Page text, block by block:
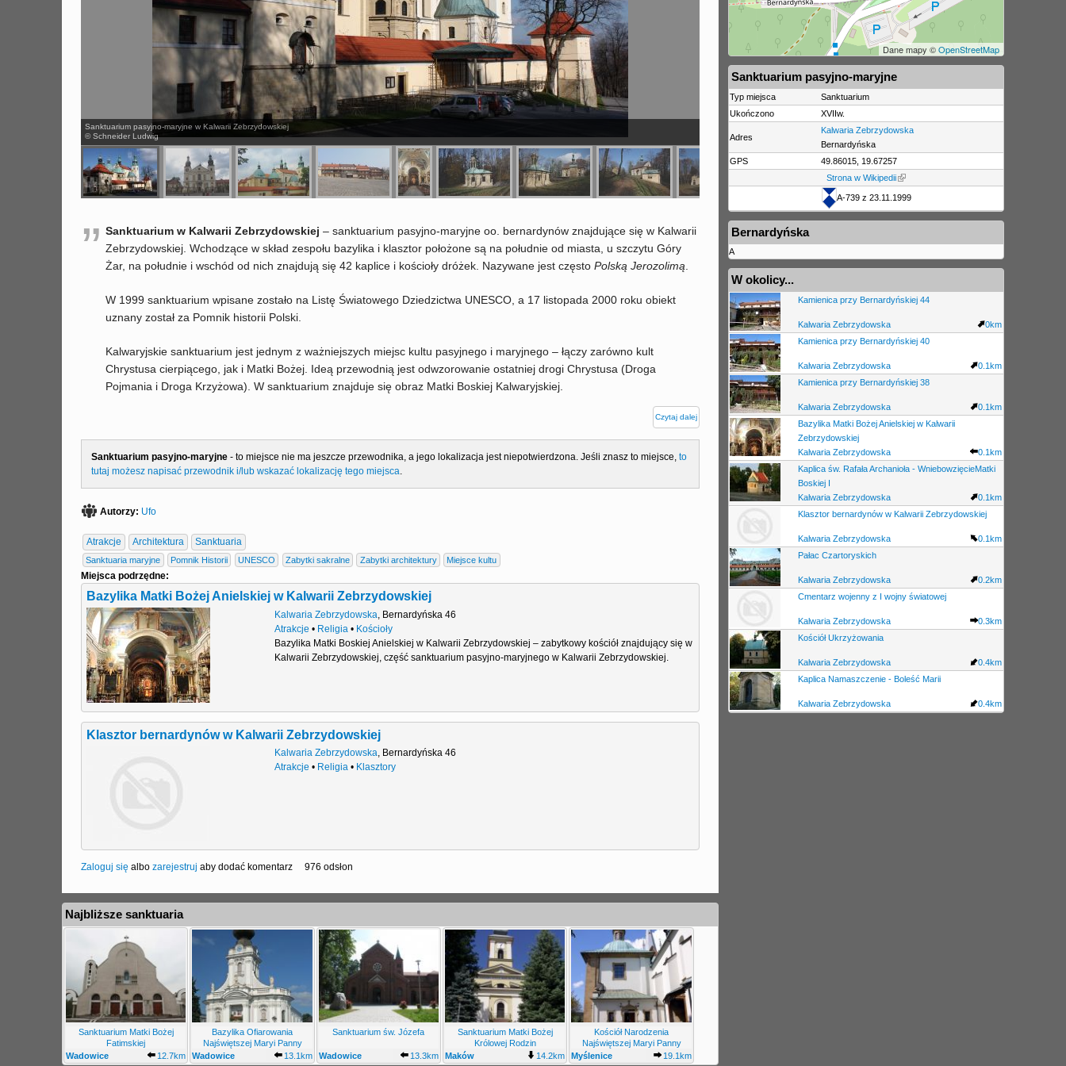
Sanktuarium pasyjno-maryjne w Kalwarii Zebrzydowskiej
© Schneider Ludwig
” Sanktuarium w Kalwarii Zebrzydowskiej – sanktuarium pasyjno-maryjne oo. bernardynów znajdujące się w Kalwarii
Zebrzydowskiej. Wchodzące w skład zespołu bazylika i klasztor położone są na południe od miasta, u szczytu Góry
Żar, na południe i wschód od nich znajdują się 42 kaplice i kościoły dróżek. Nazywane jest często Polską Jerozolimą
W 1999 sanktuarium wpisane zostało na Listę Światowego Dziedzictwa UNESCO, a 17 listopada 2000 roku obiekt
uznany został za Pomnik historii Polski.
Kalwaryjskie sanktuarium jest jednym z ważniejszych miejsc kultu pasyjnego i maryjnego – łączy zarówno kult
Chrystusa cierpiącego, jak i Matki Bożej. Ideą przewodnią jest odwzorowanie ostatniej drogi Chrystusa (Droga
Pojmania i Droga Krzyżowa). W sanktuarium znajduje się obraz Matki Boskiej Kalwaryjskiej.
Czytaj dalej
Sanktuarium pasyjno-maryjne - to miejsce nie ma jeszcze przewodnika, a jego lokalizacja jest niepotwierdzona. Jeśli znasz to miejsce, to
tutaj możesz napisać przewodnik i/lub wskazać lokalizację tego miejsca
Autorzy: Ufo
Atrakcje Architektura Sanktuaria
Sanktuaria maryjne Pomnik Historii UNESCO Zabytki sakralne Zabytki architektury Miejsce kultu
Miejsca podrzędne:
Bazylika Matki Bożej Anielskiej w Kalwarii Zebrzydowskiej
Kalwaria Zebrzydowska Bernardyńska 46
Atrakcje • Religia • Kościoły
Bazylika Matki Boskiej Anielskiej w Kalwarii Zebrzydowskiej – zabytkowy kościół znajdujący się w
Kalwarii Zebrzydowskiej, część sanktuarium pasyjno-maryjnego w Kalwarii Zebrzydowskiej.
Klasztor bernardynów w Kalwarii Zebrzydowskiej
Kalwaria Zebrzydowska, Bernardyńska 46
Atrakcje • Religia • Klasztory
Zaloguj się albo zarejestruj aby dodać komentarz 976 odsłon
Najbliższe sanktuaria
Sanktuarium Matki Bożej
Fatimskiej
Wadowice
12.7km
Bazylika Ofiarowania
Najświętszej Maryi Panny
Wadowice
13.1km
Sanktuarium św. Józefa
Wadowice 13.3km
Sanktuarium Matki Bożej
Królowej Rodzin
Maków
14.2km
Kościół Narodzenia
Najświętszej Maryi Panny
Myślenice
19.1km
Dane mapy ©OpenStreetMap
Sanktuarium pasyjno-maryjne
Typ miejsca
Sanktuarium
Ukończono
XVIIw.
Adres
Kalwaria Zebrzydowska
Bernardyńska
GPS
49.86015, 19.67257
Strona w Wikipedii
A-739 z 23.11.1999
Bernardyńska
A
W okolicy...
Kamienica przy Bernardyńskiej 44
Kalwaria Zebrzydowska
0km
Kamienica przy Bernardyńskiej 40
Kalwaria Zebrzydowska
0.1km
Kamienica przy Bernardyńskiej 38
Kalwaria Zebrzydowska
0.1km
Bazylika Matki Bożej Anielskiej w Kalwarii
Zebrzydowskiej
Kalwaria Zebrzydowska
0.1km
Kaplica św. Rafała Archanioła - WniebowzięcieMatki
Boskiej I
Kalwaria Zebrzydowska
0.1km
Klasztor bernardynów w Kalwarii Zebrzydowskiej
Kalwaria Zebrzydowska
0.1km
Pałac Czartoryskich
Kalwaria Zebrzydowska
0.2km
Cmentarz wojenny z I wojny światowej
Kalwaria Zebrzydowska
0.3km
Kościół Ukrzyżowania
Kalwaria Zebrzydowska
0.4km
Kaplica Namaszczenie - Boleść Marii
Kalwaria Zebrzydowska 0.4km